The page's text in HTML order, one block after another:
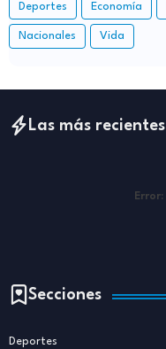
Deportes Economía
Nacionales Vida
Las más recientes
Error:
Secciones
Deportes